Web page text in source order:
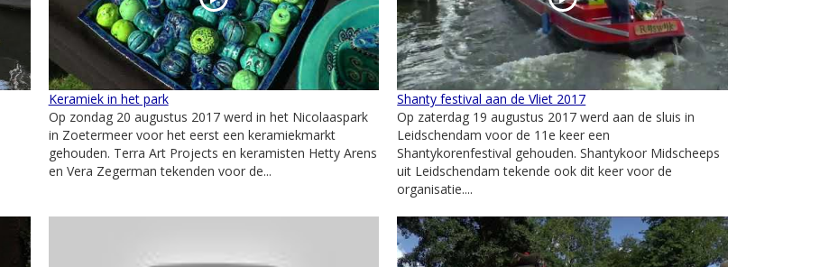
Keramiek in het park
Op zondag 20 augustus 2017 werd in het Nicolaaspark
in Zoetermeer voor het eerst een keramiekmarkt
gehouden. Terra Art Projects en keramisten Hetty Arens
en Vera Zegerman tekenden voor de...
Shanty festival aan de Vliet 2017
Op zaterdag 19 augustus 2017 werd aan de sluis in
Leidschendam voor de 11e keer een
Shantykorenfestival gehouden. Shantykoor Midscheeps
uit Leidschendam tekende ook dit keer voor de
organisatie....